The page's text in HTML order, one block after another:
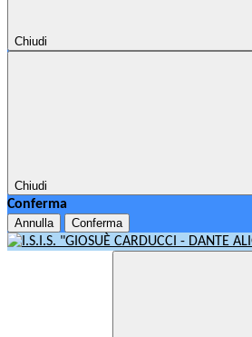
Chiudi
Chiudi
Conferma
Annulla Conferma